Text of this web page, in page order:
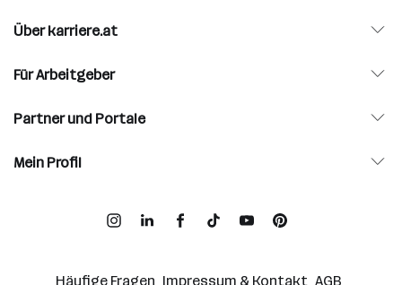
Über karriere.at
Für Arbeitgeber
Partner und Portale
Mein Profil
Häufige Fragen Impressum & Kontakt AGB